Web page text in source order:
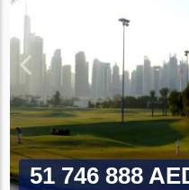
51 746 888